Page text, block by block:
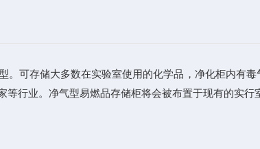
可存储大多数在实验室使用的化学品，净化柜内有
行业。净气型易燃品存储柜将会被布置于现有的实行